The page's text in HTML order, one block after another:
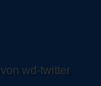
vonwd-twitter